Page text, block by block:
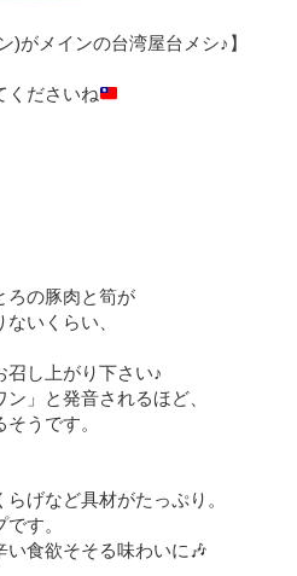
)がメインの台湾屋台メシ♪】
くださいね
ろの豚肉と筍が
いくらい、
召し上がり下さい♪
」と発音されるほど、
うです。
げなど具材がたっぷり。
す。
い食欲そそる味わいに🎶